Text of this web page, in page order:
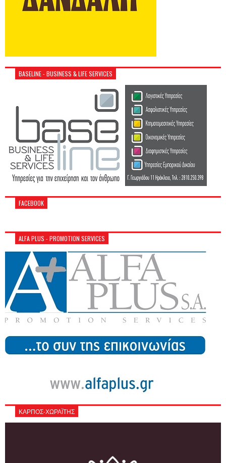
BASELINE - BUSINESS & LIFE SERVICES
FACEBOOK
ALFA PLUS - PROMOTION SERVICES
ΚΑΡΠΟΣ-ΧΩΡΑΪΤΗΣ